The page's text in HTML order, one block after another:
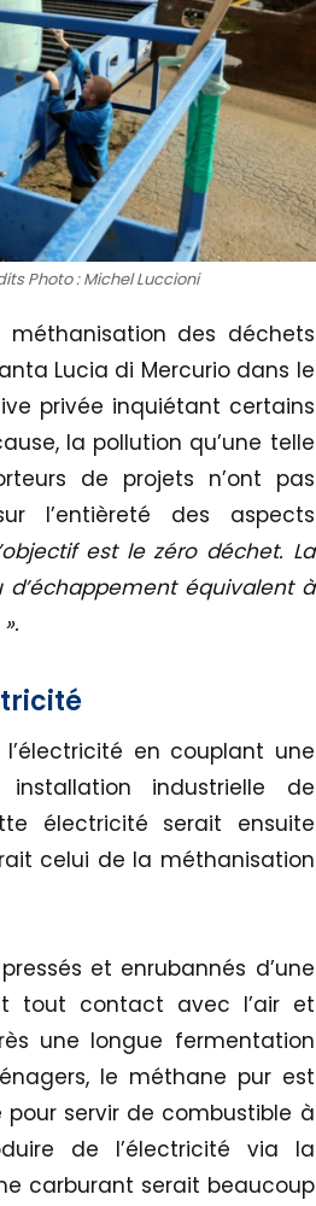
Photo : Michel Luccioni
méthanisation des déchets
Lucia di Mercurio dans le
privée inquiétant certains
la pollution qu’une telle
de projets n’ont pas
l’entièreté des aspects
est le zéro déchet. La
équivalent à
en couplant une
industrielle de
électricité serait ensuite
celui de la méthanisation
et enrubannés d’une
tout contact avec l’air et
une longue fermentation
le méthane pur est
servir de combustible à
de l’électricité via la
carburant serait beaucoup